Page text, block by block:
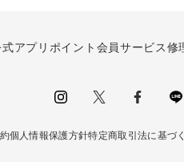
アプリ ポイント会員サービス修
個人情報保護方針特定商取引法に基づ